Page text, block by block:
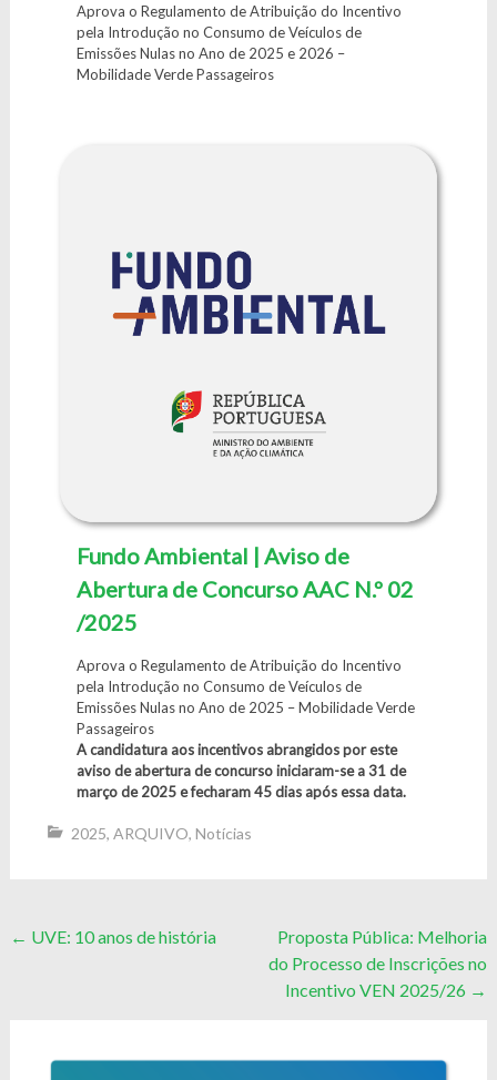
Aprova o Regulamento de Atribuição do Incentivo
pela Introdução no Consumo de Veículos de
Emissões Nulas no Ano de 2025 e 2026 –
Mobilidade Verde Passageiros
Fundo Ambiental | Aviso de
Abertura de Concurso AAC N.º 02
/2025
Aprova o Regulamento de Atribuição do Incentivo
pela Introdução no Consumo de Veículos de
Emissões Nulas no Ano de 2025 – Mobilidade Verde
Passageiros
A candidatura aos incentivos abrangidos por este
aviso de abertura de concurso iniciaram-se a 31 de
março de 2025 e fecharam 45 dias após essa data.
2025, ARQUIVO, Notícias
Post
← UVE: 10 anos de história
Proposta Pública: Melhoria
do Processo de Inscrições no
Incentivo VEN 2025/26 →